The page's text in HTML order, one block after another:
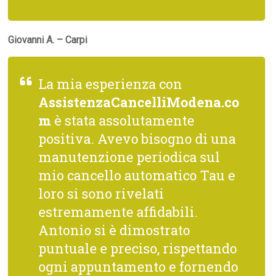
Giovanni A. – Carpi
La mia esperienza con
AssistenzaCancelliModena.co
m è stata assolutamente
positiva. Avevo bisogno di una
manutenzione periodica sul
mio cancello automatico Tau e
loro si sono rivelati
estremamente affidabili.
Antonio si è dimostrato
puntuale e preciso, rispettando
ogni appuntamento e fornendo